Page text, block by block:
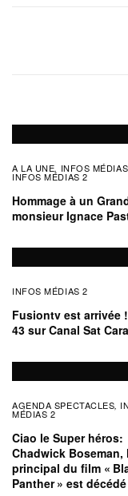
A LA UNE, INFOS
INFOS MÉDIAS 2
Hommage à un
monsieur Ignace
INFOS MÉDIAS 2
Fusiontv est arrivée
43 sur Canal Sat
AGENDA SPECTACLES,
MÉDIAS 2
Ciao le Super héros:
Chadwick Boseman,
principal du film «
Panther » est décédé